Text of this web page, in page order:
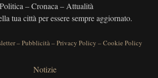
Politica – Cronaca – Attualità
tua città per essere sempre aggiornato.
–Pubblicità–Privacy Policy –Cookie Policy
Notizie